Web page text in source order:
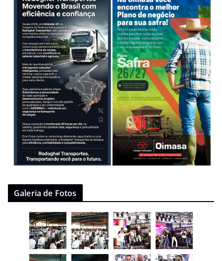
Galeria de Fotos